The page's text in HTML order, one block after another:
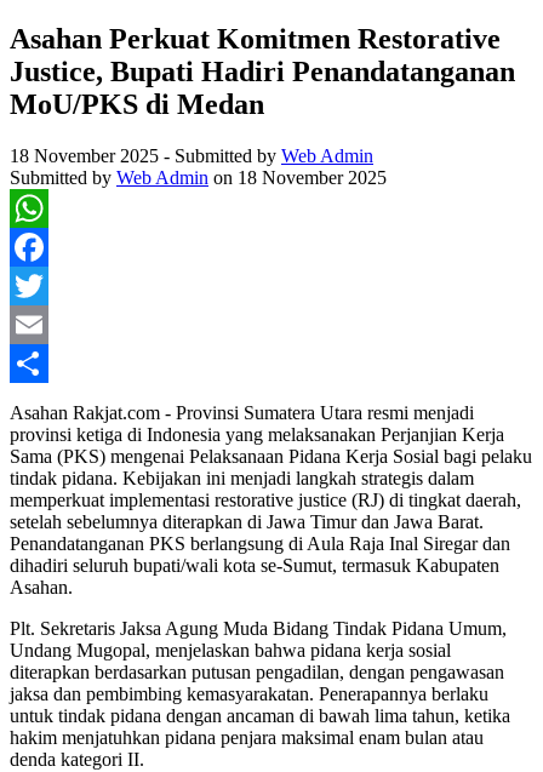
Asahan Perkuat Komitmen Restorative
Justice, Bupati Hadiri Penandatanganan
MoU/PKS di Medan
18 November 2025 - Submitted by Web Admin
Submitted by Web Admin on 18 November 2025
WhatsApp
Facebook
Twitter
Email
Share
Asahan Rakjat.com - Provinsi Sumatera Utara resmi menjadi
provinsi ketiga di Indonesia yang melaksanakan Perjanjian Kerja
Sama (PKS) mengenai Pelaksanaan Pidana Kerja Sosial bagi pelaku
tindak pidana. Kebijakan ini menjadi langkah strategis dalam
memperkuat implementasi restorative justice (RJ) di tingkat daerah,
setelah sebelumnya diterapkan di Jawa Timur dan Jawa Barat.
Penandatanganan PKS berlangsung di Aula Raja Inal Siregar dan
dihadiri seluruh bupati/wali kota se-Sumut, termasuk Kabupaten
Asahan.
Plt. Sekretaris Jaksa Agung Muda Bidang Tindak Pidana Umum,
Undang Mugopal, menjelaskan bahwa pidana kerja sosial
diterapkan berdasarkan putusan pengadilan, dengan pengawasan
jaksa dan pembimbing kemasyarakatan. Penerapannya berlaku
untuk tindak pidana dengan ancaman di bawah lima tahun, ketika
hakim menjatuhkan pidana penjara maksimal enam bulan atau
denda kategori II.